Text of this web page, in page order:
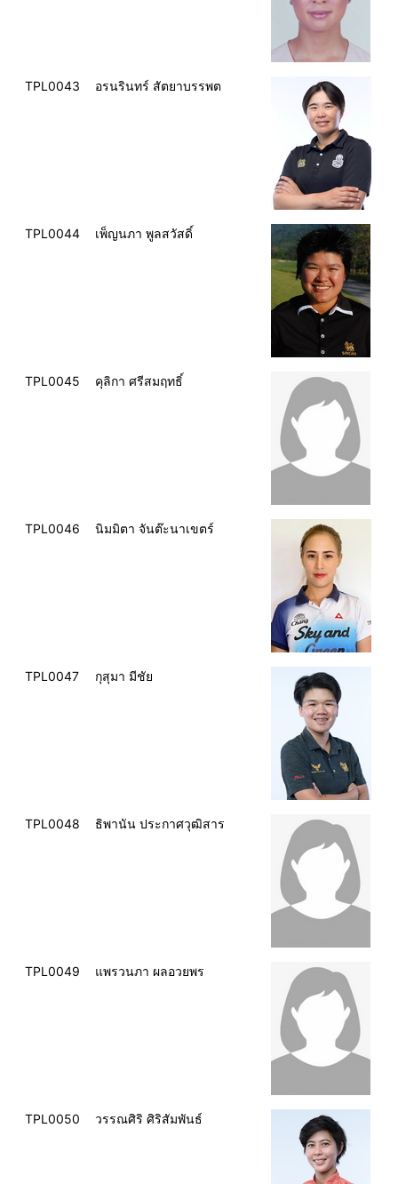
TPL0043 อรนรินทร์ สัตยาบรรพต
TPL0044 เพ็ญนภา พูลสวัสดิ์
TPL0045 คุลิกา ศรีสมฤทธิ์
TPL0046 นิมมิตา จันต๊ะนาเขตร์
TPL0047 กุสุมา มีชัย
TPL0048 ธิพานัน ประกาศวุฒิสาร
TPL0049 แพรวนภา ผลอวยพร
TPL0050 วรรณศิริ ศิริสัมพันธ์